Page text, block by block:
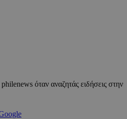
όταν αναζητάς ειδήσεις στην